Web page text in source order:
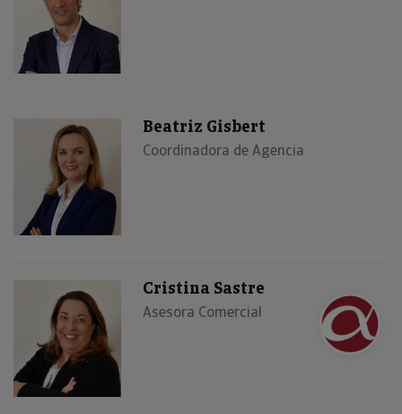
Beatriz Gisbert
Coordinadora de Agencia
Cristina Sastre
Asesora Comercial